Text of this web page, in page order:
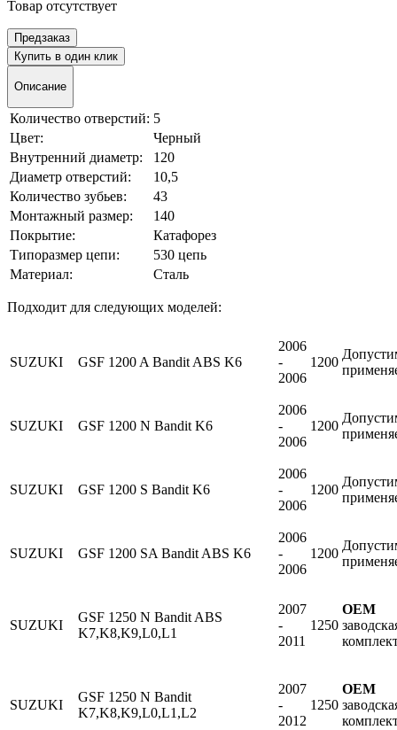
Товар отсутствует
Предзаказ
Купить в один клик
Описание
Количество отверстий: 5
Цвет:
Черный
Внутренний диаметр:
120
Диаметр отверстий:
10,5
Количество зубьев:
43
Монтажный размер:
140
Покрытие:
Катафорез
Типоразмер цепи:
530 цепь
Материал:
Сталь
Подходит для следующих моделей:
SUZUKI GSF 1200 A Bandit ABS K6
2006
-
2006
1200
SUZUKI GSF 1200 N Bandit K6
2006
-
2006
1200
SUZUKI GSF 1200 S Bandit K6
2006
-
2006
1200
SUZUKI GSF 1200 SA Bandit ABS K6
2006
-
2006
1200
SUZUKI
GSF 1250 N Bandit ABS
K7,K8,K9,L0,L1
2007
-
2011
1250
OEM
SUZUKI
GSF 1250 N Bandit
K7,K8,K9,L0,L1,L2
2007
-
2012
1250
OEM